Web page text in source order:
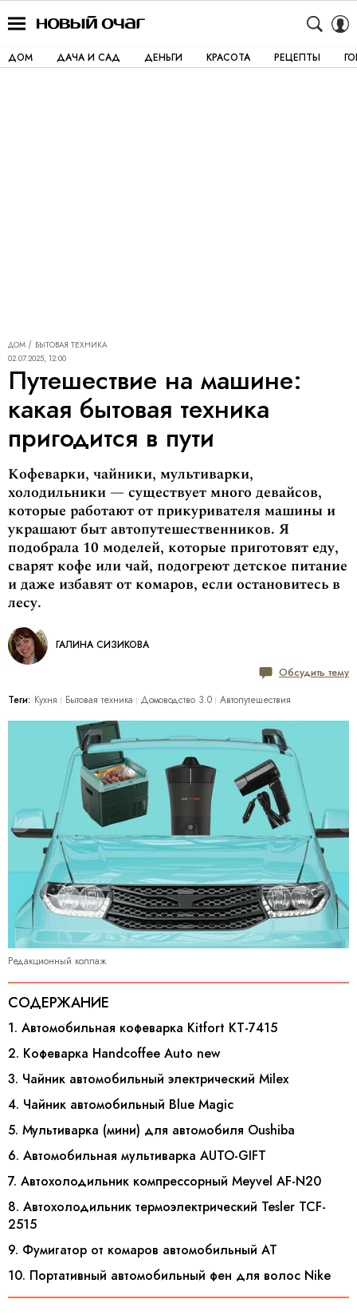
ДОМ ДАЧА И САД ДЕНЬГИ КРАСОТА РЕЦЕПТЫ
ДОМ
БЫТОВАЯ ТЕХНИКА
02.07.2025, 12:00
Путешествие на машине:
какая бытовая техника
пригодится в пути
Кофеварки, чайники, мультиварки,
холодильники — существует много девайсов,
которые работают от прикуривателя машины и
украшают быт автопутешественников. Я
подобрала 10 моделей, которые приготовят еду,
сварят кофе или чай, подогреют детское питание
и даже избавят от комаров, если остановитесь в
лесу.
ГАЛИНА СИЗИКОВА
Обсудить тему
Теги: Кухня Бытовая техника Домоводство 3.0 Автопутешествия
Редакционный коллаж
СОДЕРЖАНИЕ
1. Автомобильная кофеварка Kitfort КТ-7415
2. Кофеварка Handcoffee Auto new
3. Чайник автомобильный электрический Milex
4. Чайник автомобильный Blue Magic
5. Мультиварка (мини) для автомобиля Oushiba
6. Автомобильная мультиварка AUTO-GIFT
7. Автохолодильник компрессорный Meyvel AF-N20
8. Автохолодильник термоэлектрический Tesler TCF-
2515
9. Фумигатор от комаров автомобильный AT
10. Портативный автомобильный фен для волос Nike